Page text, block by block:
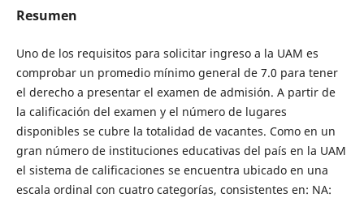
Resumen
Uno de los requisitos para solicitar ingreso a la UAM es
comprobar un promedio mínimo general de 7.0 para tener
el derecho a presentar el examen de admisión. A partir de
la calificación del examen y el número de lugares
disponibles se cubre la totalidad de vacantes. Como en un
gran número de instituciones educativas del país en la UAM
el sistema de calificaciones se encuentra ubicado en una
escala ordinal con cuatro categorías, consistentes en: NA: